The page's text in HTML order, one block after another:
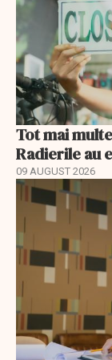
Tot mai
Radierile au
09 AUGUST 2026